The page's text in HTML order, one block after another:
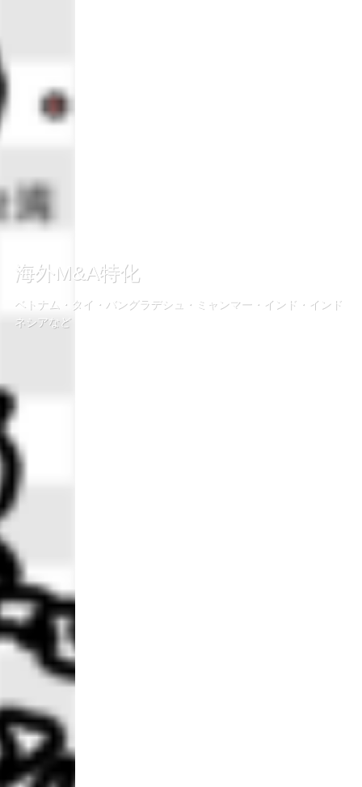
海外M&A特化
ベトナム・タイ・バングラデシュ・ミャンマー・インド・インド
ネシアなど